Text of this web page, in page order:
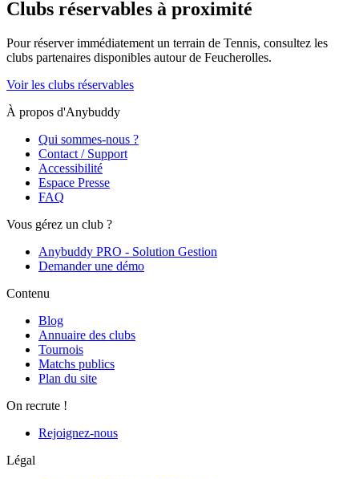
Clubs réservables à proximité
Pour réserver immédiatement un terrain de Tennis, consultez les
clubs partenaires disponibles autour de Feucherolles.
Voir les clubs réservables
À propos d'Anybuddy
Qui sommes-nous ?
Contact / Support
Accessibilité
Espace Presse
FAQ
Vous gérez un club ?
Anybuddy PRO - Solution Gestion
Demander une démo
Contenu
Blog
Annuaire des clubs
Tournois
Matchs publics
Plan du site
On recrute !
Rejoignez-nous
Légal